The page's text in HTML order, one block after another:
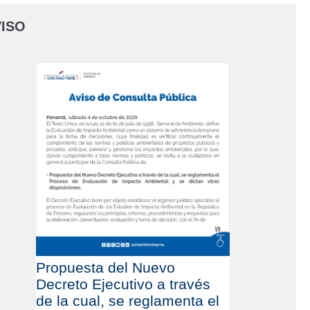
Propuesta del Nuevo
Decreto Ejecutivo a través
de la cual, se reglamenta el